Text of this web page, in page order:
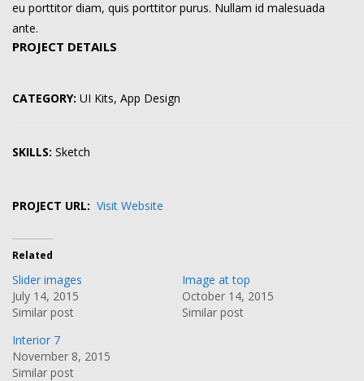
eu porttitor diam, quis porttitor purus. Nullam id malesuada
ante.
PROJECT DETAILS
CATEGORY: UI Kits, App Design
SKILLS: Sketch
PROJECT URL: Visit Website
Related
Slider images
July 14, 2015
Similar post
Image at top
October 14, 2015
Similar post
Interior 7
November 8, 2015
Similar post